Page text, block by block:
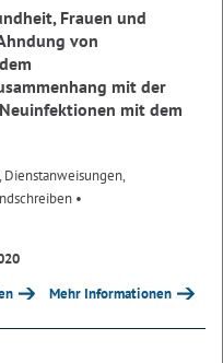
Frauen und
von
mit der
mit dem
•
Mehr Informationen